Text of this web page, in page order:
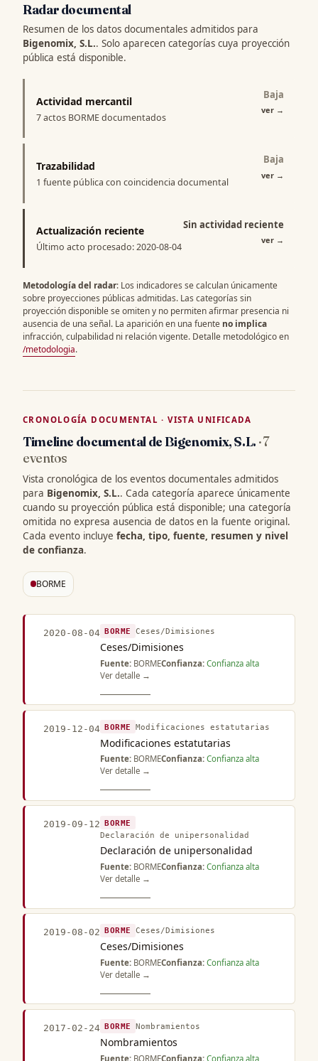
Radar documental
Resumen de los datos documentales admitidos para
Bigenomix, S.L.. Solo aparecen categorías cuya proyección
pública está disponible.
Actividad mercantil
7 actos BORME documentados
Baja
ver →
Trazabilidad
1 fuente pública con coincidencia documental
Baja
ver →
Actualización reciente
Último acto procesado: 2020-08-04
Sin actividad reciente
ver →
Metodología del radar: Los indicadores se calculan únicamente
sobre proyecciones públicas admitidas. Las categorías sin
proyección disponible se omiten y no permiten afirmar presencia ni
ausencia de una señal. La aparición en una fuente no implica
infracción, culpabilidad ni relación vigente. Detalle metodológico en
/metodologia.
CRONOLOGÍA DOCUMENTAL · VISTA UNIFICADA
Timeline documental de Bigenomix, S.L. · 7
eventos
Vista cronológica de los eventos documentales admitidos
para Bigenomix, S.L.. Cada categoría aparece únicamente
cuando su proyección pública está disponible; una categoría
omitida no expresa ausencia de datos en la fuente original.
Cada evento incluye fecha, tipo, fuente, resumen y nivel
de confianza.
BORME
2020-08-04 BORME Ceses/Dimisiones
Ceses/Dimisiones
Fuente: BORMEConfianza: Confianza alta
Ver detalle →
2019-12-04 BORME Modificaciones estatutarias
Modificaciones estatutarias
Fuente: BORMEConfianza: Confianza alta
Ver detalle →
2019-09-12 BORME
Declaración de unipersonalidad
Declaración de unipersonalidad
Fuente: BORMEConfianza: Confianza alta
Ver detalle →
2019-08-02 BORME Ceses/Dimisiones
Ceses/Dimisiones
Fuente: BORMEConfianza: Confianza alta
Ver detalle →
2017-02-24 BORME Nombramientos
Nombramientos
Fuente: BORMEConfianza: Confianza alta